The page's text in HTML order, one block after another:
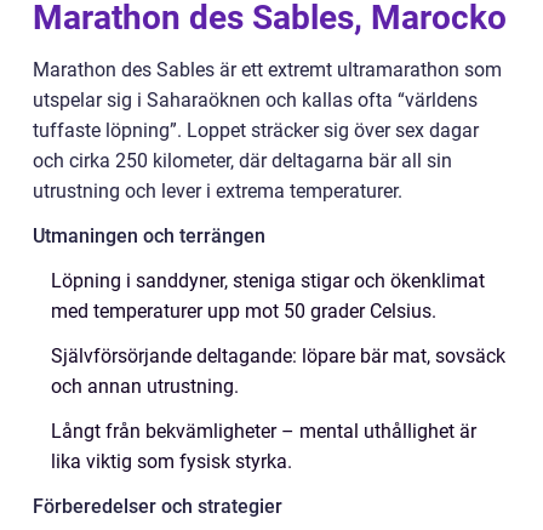
Marathon des Sables, Marocko
Marathon des Sables är ett extremt ultramarathon som
utspelar sig i Saharaöknen och kallas ofta “världens
tuffaste löpning”. Loppet sträcker sig över sex dagar
och cirka 250 kilometer, där deltagarna bär all sin
utrustning och lever i extrema temperaturer.
Utmaningen och terrängen
Löpning i sanddyner, steniga stigar och ökenklimat
med temperaturer upp mot 50 grader Celsius.
Självförsörjande deltagande: löpare bär mat, sovsäck
och annan utrustning.
Långt från bekvämligheter – mental uthållighet är
lika viktig som fysisk styrka.
Förberedelser och strategier